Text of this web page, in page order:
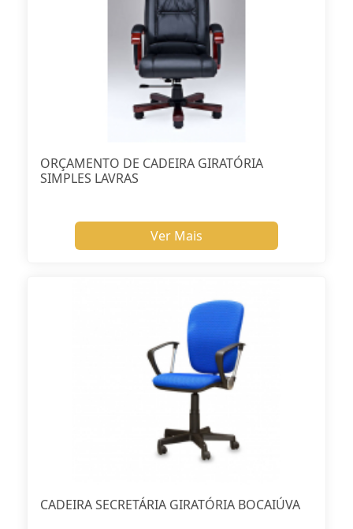
ORÇAMENTO DE CADEIRA GIRATÓRIA
SIMPLES LAVRAS
Ver Mais
CADEIRA SECRETÁRIA GIRATÓRIA BOCAIÚVA